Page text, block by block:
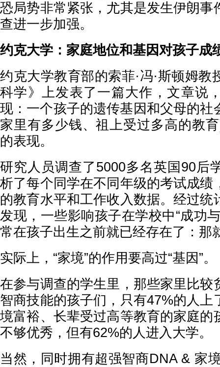
恐局势非常紧张，尤其是发生伊朗事
查进一步加强。
约克大学：家庭地位和基因对孩子成
约克大学教育部的索菲·冯·斯顿姆教
科学》上发表了一篇大作，文章说
现：一个孩子的遗传基因和父母的社
家里有多少钱、祖上受过多高的教
的表现。
研究人员调查了5000多名英国90后
析了每个同学在不同年级的考试成绩
的教育水平和工作收入数据。经过统
发现，一些影响孩子在学校中“成功
常在孩子出生之前就已经存在了：那
实际上，“家境”的作用要高过“基因”。
在参与调查的学生里，那些家里比较
智商技能的孩子们，只有47%的人上
境富裕、长辈受过高等教育的家庭的
不够优秀，但有62%的人进入大学。
当然，同时拥有超强智商DNA & 家